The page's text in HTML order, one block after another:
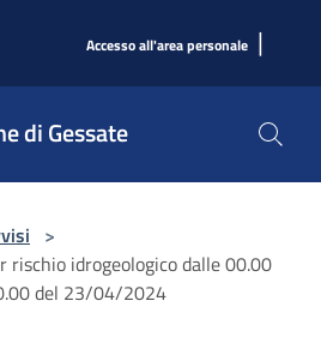
Accesso all'area personale |
di Gessate
>
rischio idrogeologico dalle 00.00
del 23/04/2024